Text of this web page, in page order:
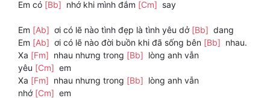
Em có [Bb] nhớ khi mình đắm [Cm] say
Em [Ab] ơi có lẽ nào tình đẹp là tình yêu dở [Bb] dang
Em [Ab] ơi có lẽ nào đời buồn khi đã sống bên [Bb] nhau.
Xa [Fm] nhau nhưng trong [Bb] lòng anh vẫn
yêu [Cm] em
Xa [Fm] nhau nhưng trong [Bb] lòng anh vẫn
nhớ [Cm] em